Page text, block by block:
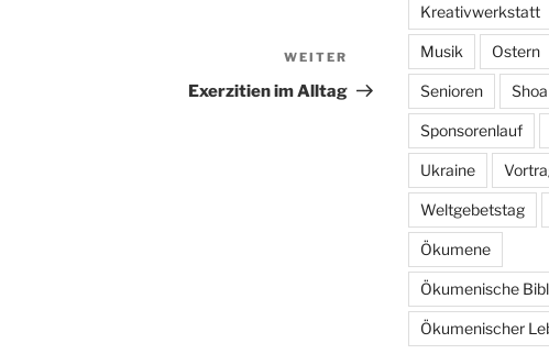
Nächster
Beitrag
WEITER
Exerzitien im Alltag
Kreativwerkstatt
Musik Ostern
Senioren Shoa
Sponsorenlauf
Ukraine
Weltgebetstag
Ökumene
Ökumenische
Ökumenischer